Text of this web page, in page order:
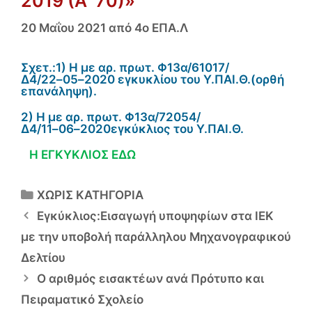
20 Μαΐου 2021 από 4ο ΕΠΑ.Λ
Σχετ.:1) Η με αρ. πρωτ. Φ13α/61017/
Δ4/22–05–2020 εγκυκλίου του Υ.ΠΑΙ.Θ.(ορθή
επανάληψη).
2) Η με αρ. πρωτ. Φ13α/72054/
Δ4/11–06–2020εγκύκλιος του Υ.ΠΑΙ.Θ.
Η ΕΓΚΥΚΛΙΟΣ ΕΔΩ
Κατηγορίες
ΧΩΡΙΣ ΚΑΤΗΓΟΡΙΑ
Εγκύκλιος:Εισαγωγή υποψηφίων στα ΙΕΚ
με την υποβολή παράλληλου Μηχανογραφικού
Δελτίου
Ο αριθμός εισακτέων ανά Πρότυπο και
Πειραματικό Σχολείο